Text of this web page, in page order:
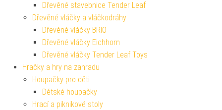
Dřevěné stavebnice Tender Leaf
Dřevěné vláčky a vláčkodráhy
Dřevěné vláčky BRIO
Dřevěné vláčky Eichhorn
Dřevěné vláčky Tender Leaf Toys
Hračky a hry na zahradu
Houpačky pro děti
Dětské houpačky
Hrací a piknikové stoly